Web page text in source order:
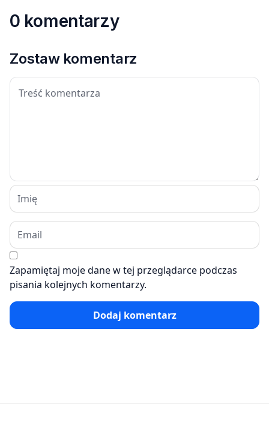
0 komentarzy
Zostaw komentarz
Zapamiętaj moje dane w tej przeglądarce podczas
pisania kolejnych komentarzy.
Dodaj komentarz